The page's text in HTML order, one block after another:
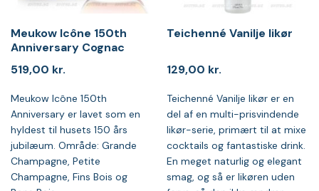
Meukow Icône 150th
Anniversary Cognac
519,00 kr.
Meukow Icône 150th
Anniversary er lavet som en
hyldest til husets 150 års
jubilæum. Område: Grande
Champagne, Petite
Champagne, Fins Bois og
Teichenné Vanilje likør
129,00 kr.
Teichenné Vanilje likør er en
del af en multi-prisvindende
likør-serie, primært til at mixe
cocktails og fantastiske drink.
En meget naturlig og elegant
smag, og så er likøren uden